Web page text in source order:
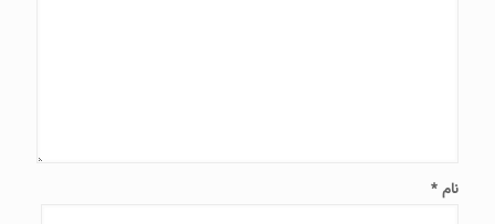
نام *